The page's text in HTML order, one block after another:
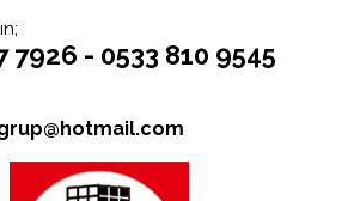
7926 - 0533 810 9545